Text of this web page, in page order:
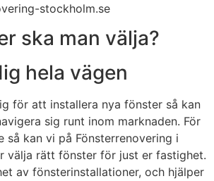
stockholm.se
ska man välja?
hela vägen
för att installera nya fönster så kan
sig runt inom marknaden. För
så kan vi på Fönsterrenovering i
välja rätt fönster för just er fastighet.
av fönsterinstallationer, och hjälper